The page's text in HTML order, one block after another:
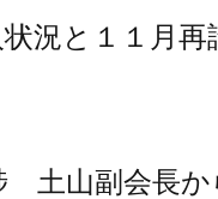
と１１月再
土山副会長か